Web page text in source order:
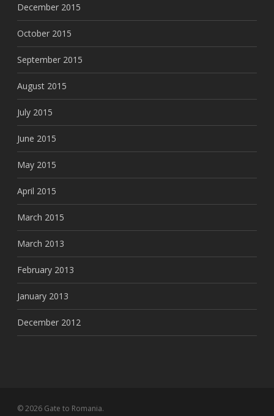
December 2015
October 2015
September 2015
August 2015
July 2015
June 2015
May 2015
April 2015
March 2015
March 2013
February 2013
January 2013
December 2012
© 2026 Gate to Romania.